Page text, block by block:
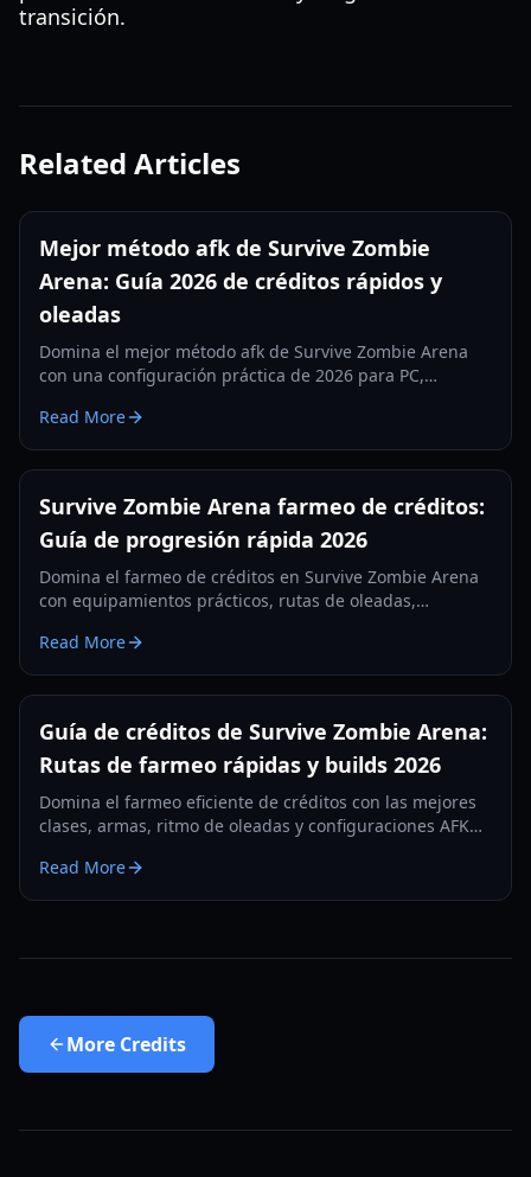
transición.
Related Articles
Mejor método afk de Survive Zombie
Arena: Guía 2026 de créditos rápidos y
oleadas
Domina el mejor método afk de Survive Zombie Arena
con una configuración práctica de 2026 para PC,
estable de créditos.
Read More
Survive Zombie Arena farmeo de créditos:
Guía de progresión rápida 2026
Domina el farmeo de créditos en Survive Zombie Arena
con equipamientos prácticos, rutas de oleadas,
progresar más rápido en 2026.
Read More
Guía de créditos de Survive Zombie Arena:
Rutas de farmeo rápidas y builds 2026
Domina el farmeo eficiente de créditos con las mejores
clases, armas, ritmo de oleadas y configuraciones AFK
Arena para 2026.
Read More
More Credits